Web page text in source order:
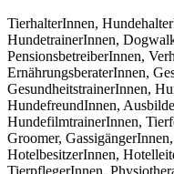
TierhalterInnen,
HundetrainerInnen,
PensionsbetreiberInnen,
ErnährungsberaterInnen,
GesundheitstrainerInnen,
HundefreundInnen,
HundefilmtrainerInnen,
Groomer,
HotelbesitzerInnen,